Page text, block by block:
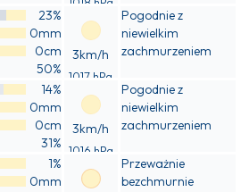
23%
0mm
0cm
50%
3km/h
1017 hPa
Pogodnie z
niewielkim
zachmurzeniem
14%
0mm
0cm
31%
3km/h
1016 hPa
Pogodnie z
niewielkim
zachmurzeniem
1%
0mm
Przeważnie
bezchmurnie